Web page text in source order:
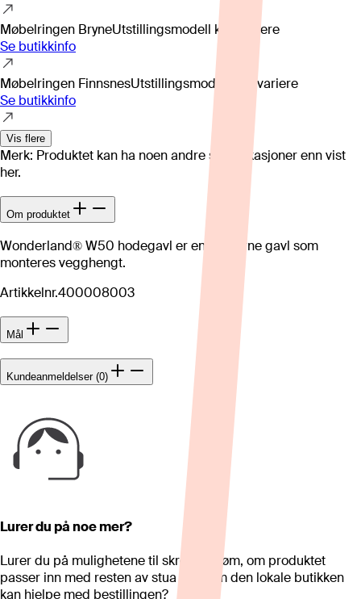
Møbelringen BryneUtstillingsmodell kan variere
Se butikkinfo
Møbelringen FinnsnesUtstillingsmodell kan variere
Se butikkinfo
Vis flere
Merk: Produktet kan ha noen andre spesifikasjoner enn vist
her.
Om produktet
Wonderland® W50 hodegavl er en moderne gavl som
monteres vegghengt.
Artikkelnr.400008003
Mål
Kundeanmeldelser (0)
Lurer du på noe mer?
Lurer du på mulighetene til skreddersøm, om produktet
passer inn med resten av stua eller om den lokale butikken
kan hjelpe med bestillingen?